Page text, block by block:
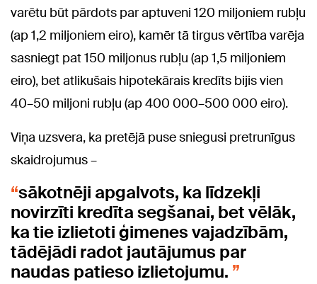
varētu būt pārdots par aptuveni 120 miljoniem rubļu
(ap 1,2 miljoniem eiro), kamēr tā tirgus vērtība varēja
sasniegt pat 150 miljonus rubļu (ap 1,5 miljoniem
eiro), bet atlikušais hipotekārais kredīts bijis vien
40–50 miljoni rubļu (ap 400 000–500 000 eiro).
Viņa uzsvera, ka pretējā puse sniegusi pretrunīgus
skaidrojumus –
sākotnēji apgalvots, ka līdzekļi
novirzīti kredīta segšanai, bet vēlāk,
ka tie izlietoti ģimenes vajadzībām,
tādējādi radot jautājumus par
naudas patieso izlietojumu.